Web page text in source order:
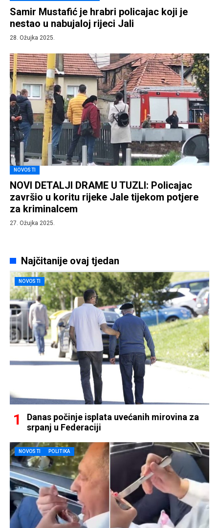
Samir Mustafić je hrabri policajac koji je
nestao u nabujaloj rijeci Jali
28. Ožujka 2025.
NOVOSTI
NOVI DETALJI DRAME U TUZLI: Policajac
završio u koritu rijeke Jale tijekom potjere
za kriminalcem
27. Ožujka 2025.
Najčitanije ovaj tjedan
NOVOSTI
Danas počinje isplata uvećanih mirovina za
srpanj u Federaciji
NOVOSTI POLITIKA